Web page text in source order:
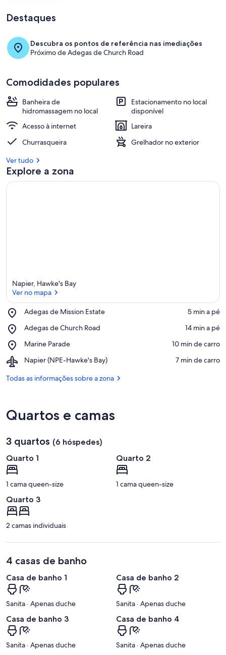
Destaques
Descubra os pontos de referência nas imediações
Próximo de Adegas de Church Road
Comodidades populares
Banheira de
hidromassagem no local
Estacionamento no local
disponível
Acesso à internet
Lareira
Churrasqueira
Grelhador no exterior
Ver tudo
Explore a zona
Napier, Hawke's Bay
Ver no mapa
Adegas de Mission Estate
Place,
de
Estate
‪5 min a pé‬
Adegas de Church Road
Place,
de
Road
‪14 min a pé‬
Marine Parade
Place,
Parade
‪10 min de carro‬
Napier (NPE-Hawke's Bay)
Airport,
(NPE-
‪7 min de carro‬
Todas as informações sobre a zona
Quartos e camas
3 quartos (6 hóspedes)
Quarto 1
1 cama queen-size
Quarto 2
1 cama queen-size
Quarto 3
2 camas individuais
4 casas de banho
Casa de banho 1
Sanita · Apenas duche
Casa de banho 2
Sanita · Apenas duche
Casa de banho 3
Sanita · Apenas duche
Casa de banho 4
Sanita · Apenas duche